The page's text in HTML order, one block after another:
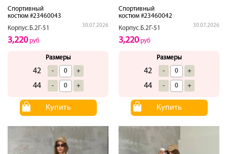
Спортивный
костюм #23460043
Корпус.Б.2Г-51
30.07.2026
3,220руб
Размеры
42 - +
44 - +
Купить
Спортивный
костюм #23460042
Корпус.Б.2Г-51
30.07.2026
3,220руб
Размеры
42 - +
44 - +
Купить